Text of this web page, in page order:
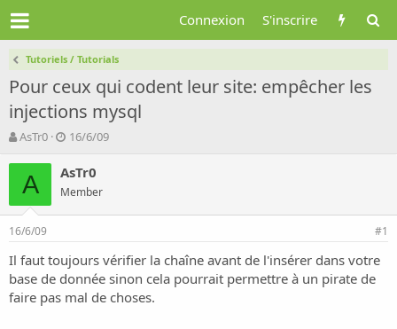
Connexion S'inscrire
Tutoriels / Tutorials
Pour ceux qui codent leur site: empêcher les
injections mysql
A
t
e
r
d
l
a
d
AsTr0
D
t
d
e
b
u
t
16/6/09
A AsTr0
Member
16/6/09 #1
Il faut toujours vérifier la chaîne avant de l'insérer dans votre
base de donnée sinon cela pourrait permettre à un pirate de
faire pas mal de choses.